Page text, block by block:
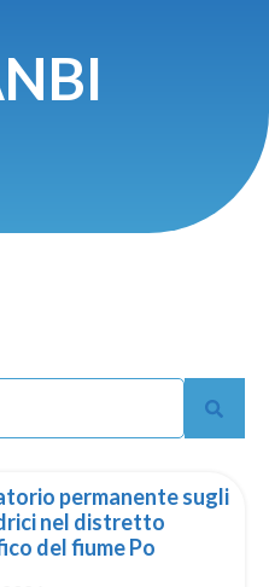
permanente sugli
nel distretto
del fiume Po